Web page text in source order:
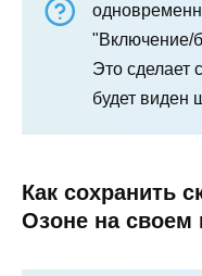
"Включение/
Это сделает
будет виден
Как сохранить
Озоне на своем